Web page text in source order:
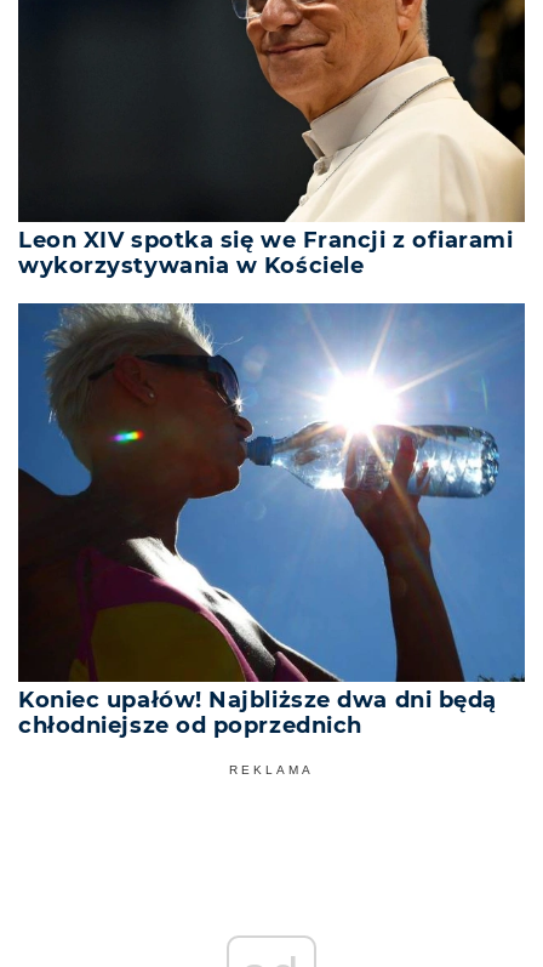
Leon XIV spotka się we Francji z ofiarami
wykorzystywania w Kościele
Koniec upałów! Najbliższe dwa dni będą
chłodniejsze od poprzednich
REKLAMA